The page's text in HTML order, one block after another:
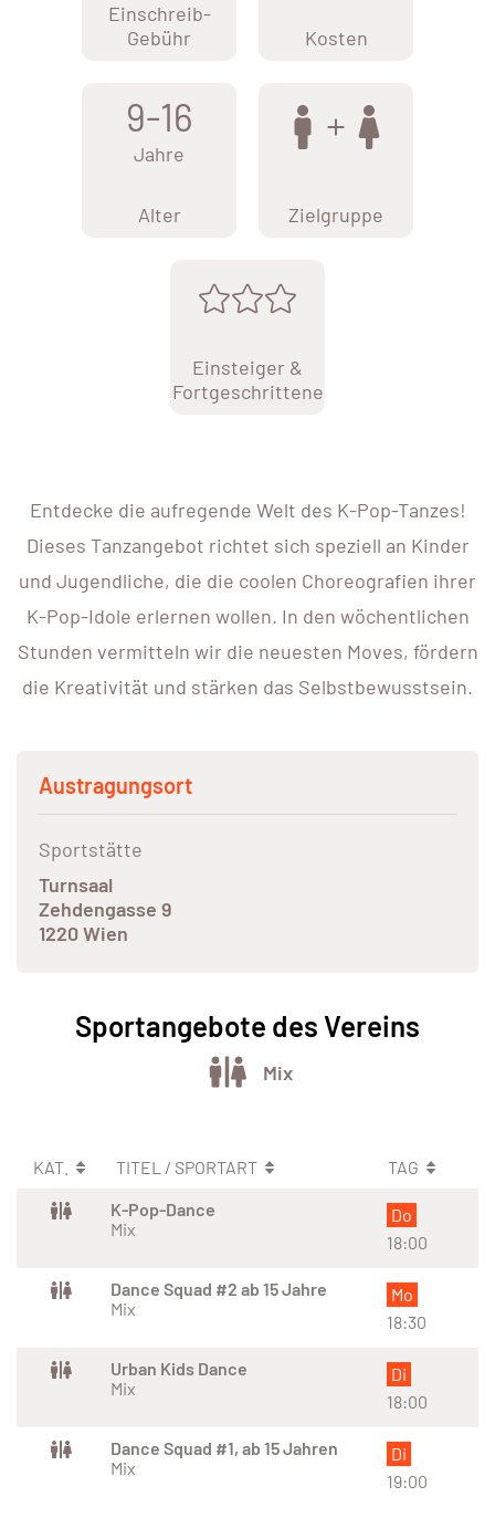
Einschreib-
Gebühr
Kosten
9-16
Jahre
Alter Zielgruppe
Einsteiger &
Fortgeschrittene
Entdecke die aufregende Welt des K-Pop-Tanzes!
Dieses Tanzangebot richtet sich speziell an Kinder
und Jugendliche, die die coolen Choreografien ihrer
K-Pop-Idole erlernen wollen. In den wöchentlichen
Stunden vermitteln wir die neuesten Moves, fördern
die Kreativität und stärken das Selbstbewusstsein.
Austragungsort
Sportstätte
Turnsaal
Zehdengasse 9
1220 Wien
Sportangebote des Vereins
Mix
KAT. TITEL / SPORTART
TAG
K-Pop-Dance
Mix
Do
18:00
Dance Squad #2 ab 15 Jahre
Mix
Mo
18:30
Urban Kids Dance
Mix
Di
18:00
Dance Squad #1, ab 15 Jahren
Mix
Di
19:00